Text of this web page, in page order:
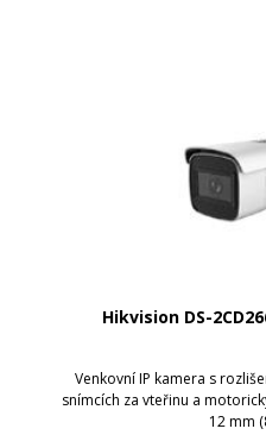
Hikvision DS-
Venkovní IP kamera s
snímcích za vteřinu a
12 mm